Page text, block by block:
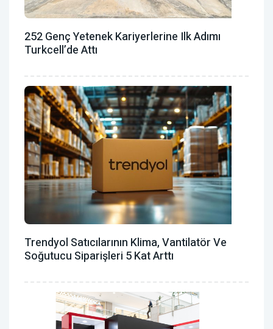
252 Genç Yetenek Kariyerlerine Ilk Adımı
Turkcell’de Attı
Trendyol Satıcılarının Klima, Vantilatör ‎ve
Soğutucu Siparişleri 5 Kat Arttı